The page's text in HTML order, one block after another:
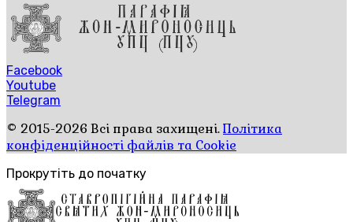
Facebook
Youtube
Telegram
© 2015-2026 Всі права захищені.Політика
конфіденційності файлів та Cookie
Прокрутіть до початку